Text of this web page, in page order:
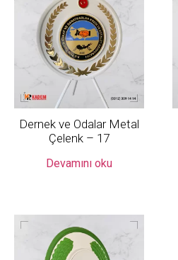
Dernek ve Odalar Metal
Çelenk – 17
Devamını oku